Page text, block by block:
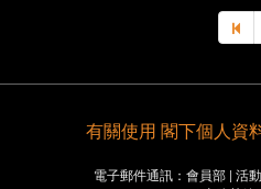
有關使用 閣下個人資
電子郵件通訊：會員部 | 活